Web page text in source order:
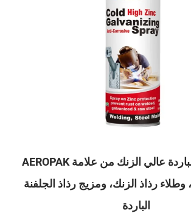
رذاذ الجلفنة الباردة عالي الزنك من علامة AEROPAK
وطلاء رذاذ الزنك، ومزيج رذاذ الجلفنة
الباردة